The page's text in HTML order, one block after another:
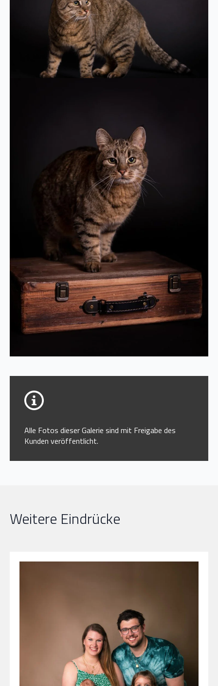
Alle Fotos dieser Galerie sind mit Freigabe des
Kunden veröffentlicht.
Weitere Eindrücke